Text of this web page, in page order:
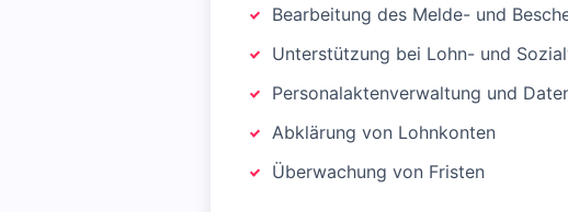
Bearbeitung des Melde- und
Unterstützung bei Lohn- und
Personalaktenverwaltung und
Abklärung von Lohnkonten
Überwachung von Fristen